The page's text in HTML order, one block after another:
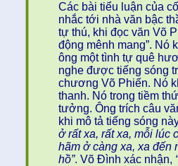
Các bài tiểu luận của
nhắc tới nhà văn bậc
tự thú, khi đọc văn Võ
động mênh mang”. Nó
ông một tình tự quê
nghe được tiếng sóng
chương Võ Phiến. Nó
thanh. Nó trong tiềm
tưởng. Ông trích câu
khi mô tả tiếng sóng
ở rất xa, rất xa, mỗi lúc
hãm ở càng xa, xa đến
hồ”. Võ Đình xác nhận,